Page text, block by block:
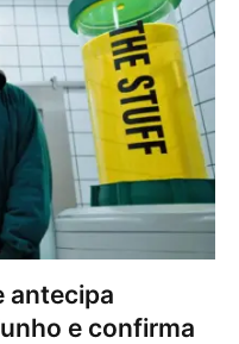
antecipa
e confirma